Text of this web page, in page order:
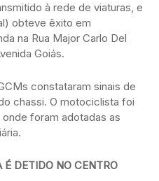
à rede de viaturas, e
obteve êxito em
na Rua Major Carlo Del
Goiás.
constataram sinais de
chassi. O motociclista foi
foram adotadas as
É DETIDO NO CENTRO